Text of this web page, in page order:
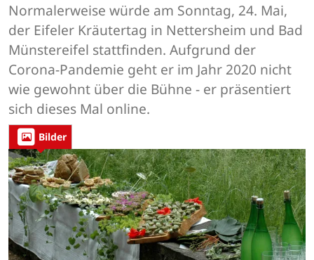
Normalerweise würde am Sonntag, 24. Mai,
der Eifeler Kräutertag in Nettersheim und Bad
Münstereifel stattfinden. Aufgrund der
Corona-Pandemie geht er im Jahr 2020 nicht
wie gewohnt über die Bühne - er präsentiert
sich dieses Mal online.
Bilder